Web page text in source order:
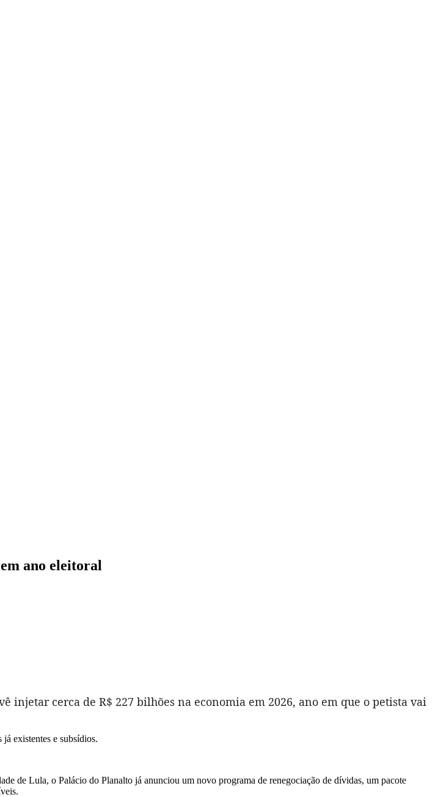
ano eleitoral
injetar cerca de R$ 227 bilhões na economia em 2026, ano em que o petista vai
existentes e subsídios.
de Lula, o Palácio do Planalto já anunciou um novo programa de renegociação de dívidas, um pacote